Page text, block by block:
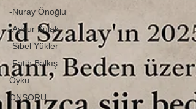
-Nuray Önoğlu
-Aynur Kulak
-Sibel Yükler
-Fatih Balkış
Öykü
ONSORU